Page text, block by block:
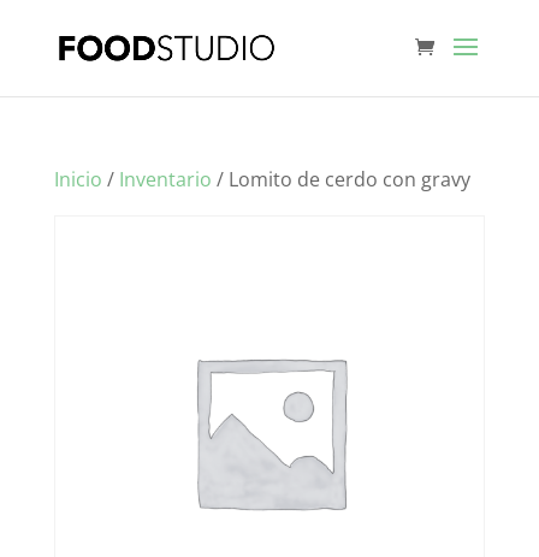
Inicio / Inventario / Lomito de cerdo con gravy